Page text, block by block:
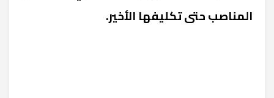
المناصب حتى تكليفها الأخير.